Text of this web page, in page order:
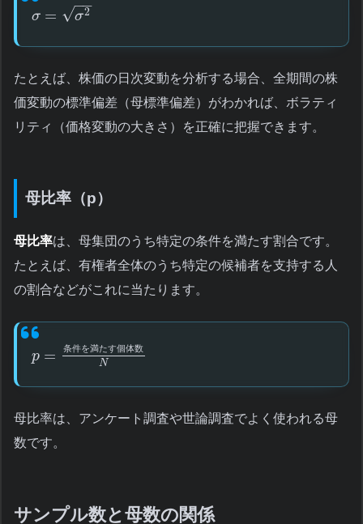
σ = σ2
−−
√
たとえば、株価の日次変動を分析する場合、全期間の株
価変動の標準偏差（母標準偏差）がわかれば、ボラティ
リティ（価格変動の大きさ）を正確に把握できます。
母比率（p）
母比率は、母集団のうち特定の条件を満たす割合です。
たとえば、有権者全体のうち特定の候補者を支持する人
の割合などがこれに当たります。
p = 条件を満たす個体数
N
母比率は、アンケート調査や世論調査でよく使われる母
数です。
サンプル数と母数の関係